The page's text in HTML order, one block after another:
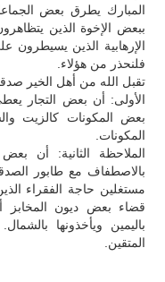
المبارك يطرق بعض
ببعض الإخوة الذين
الإرهابية الذين
فلنحذر من هؤلاء.
تقبل الله من أهل الخير
الأولى: أن بعض التجار
بعض المكونات كالزيت
المكونات.
الملاحظة الثانية: أن
بالاصطفاف مع طابور
مستغلين حاجة الفقراء
قضاء بعض ديون المخابز
باليمين ويأخذونها
المتقين.